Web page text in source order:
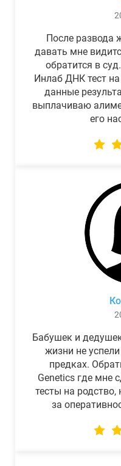
После развода
давать мне
обратится в
Инлаб ДНК тест
данные
выплачиваю
его
Бабушек и
жизни не
предках.
Genetics где мне
тесты на
за